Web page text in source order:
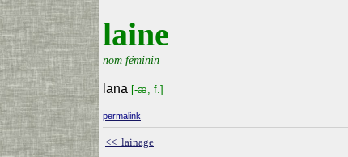
laine
nom féminin
lana [-æ, f.]
permalink
<< lainage